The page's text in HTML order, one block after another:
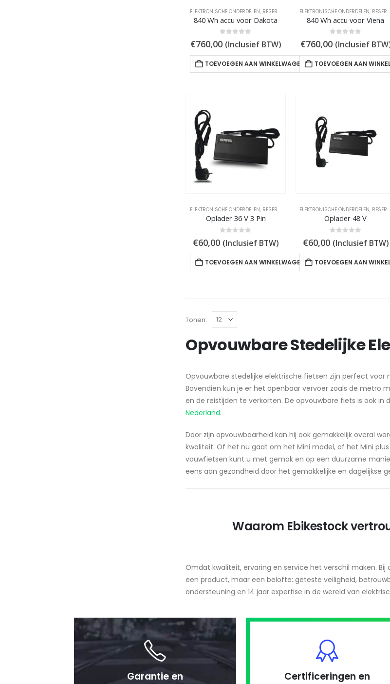
ELEKTRONISCHE ONDERDELEN, RESERVEONDERDELEN
840 Wh accu voor Dakota
€760,00 (Inclusief BTW)
TOEVOEGEN AAN WINKELWAGEN
ELEKTRONISCHE ONDERDELEN, RESERVEONDERDELEN
840 Wh accu voor Viena
€760,00 (Inclusief
TOEVOEGEN AAN
ELEKTRONISCHE ONDERDELEN, RESERVEONDERDELEN
Oplader 36 V 3 Pin
€60,00 (Inclusief BTW)
TOEVOEGEN AAN WINKELWAGEN
ELEKTRONISCHE ONDERDELEN, RESERVEONDERDELEN
Oplader 48 V
€60,00 (Inclusief BTW)
TOEVOEGEN AAN
Tonen:
Opvouwbare Stedelijke
Opvouwbare stedelijke elektrische fietsen zijn perfect voor
Bovendien kun je er het openbaar vervoer zoals de metro
en de reistijden te verkorten. De opvouwbare fiets is ook
Nederland.
Door zijn opvouwbaarheid kan hij ook gemakkelijk overal
kwaliteit. Of het nu gaat om het Mini model, of het Mini
vouwfietsen kunt u met gemak en op een duurzame
eens aan gezondheid door het gemakkelijke en dagelijkse
Waarom Ebikestock
Omdat kwaliteit, ervaring en service het verschil maken. Bij
een product, maar een belofte: geteste veiligheid,
ondersteuning en 14 jaar expertise in de wereld van
Garantie en
Certificeringen en